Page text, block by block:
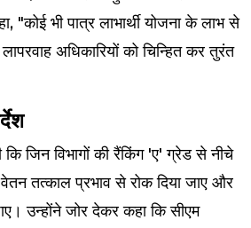
"कोई भी पात्र लाभार्थी योजना के लाभ से
अधिकारियों को चिन्हित कर तुरंत
कि जिन विभागों की रैंकिंग 'ए' ग्रेड से नीचे
तत्काल प्रभाव से रोक दिया जाए और
उन्होंने जोर देकर कहा कि सीएम